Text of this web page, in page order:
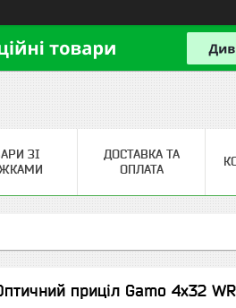
ЗІ
ДОСТАВКА ТА
ОПЛАТА
приціл Gamo 4x32